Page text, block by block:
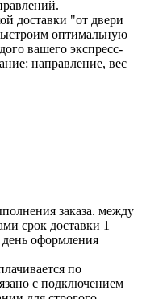
доставки "от двери
оптимальную
вашего экспресс-
направление, вес
заказа. между
срок доставки 1
день оформления
по
с подключением